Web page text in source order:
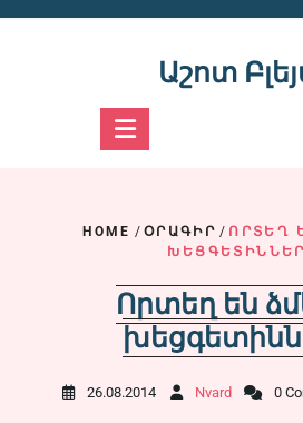
Աշոտ
HOME / ՕՐԱԳԻՐ / ՈՐՏԵՂ
Որտեղ են
26.08.2014 Nvard 0